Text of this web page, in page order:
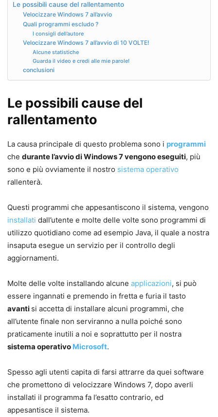
Le possibili cause del rallentamento
Velocizzare Windows 7 all’avvio
Quali programmi escludo ?
I consigli dell’autore
Velocizzare Windows 7 all’avvio di 10 VOLTE!
Alcune statistiche
Guarda il video e credi alle mie parole!
conclusioni
Le possibili cause del
rallentamento
La causa principale di questo problema sono i programmi
che durante l’avvio di Windows 7 vengono eseguiti, più
sono e più ovviamente il nostro sistema operativo
rallenterà.
Questi programmi che appesantiscono il sistema, vengono
installati dall’utente e molte delle volte sono programmi di
utilizzo quotidiano come ad esempio Java, il quale a nostra
insaputa esegue un servizio per il controllo degli
aggiornamenti.
Molte delle volte installando alcune applicazioni, si può
essere ingannati e premendo in fretta e furia il tasto
avanti si accetta di installare alcuni programmi, che
all’utente finale non serviranno a nulla poiché sono
praticamente inutili a noi e soprattutto per il nostra
sistema operativo Microsoft.
Spesso agli utenti capita di farsi attrarre da quei software
che promettono di velocizzare Windows 7, dopo averli
installati il programma fa l’esatto contrario, ed
appesantisce il sistema.